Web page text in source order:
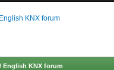
KNX forum
English KNX forum